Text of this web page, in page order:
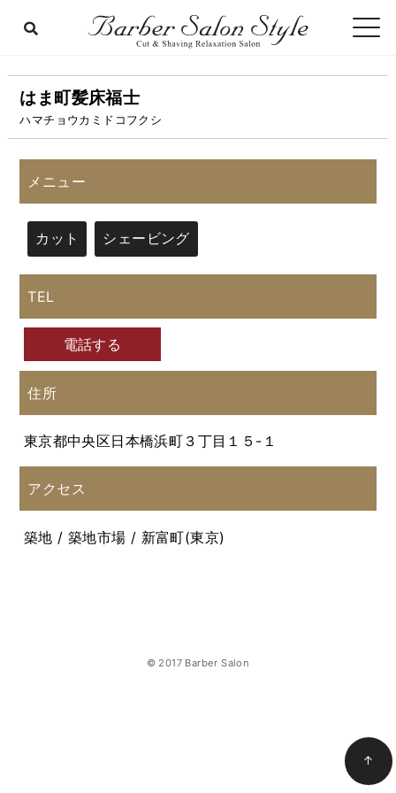
はま町髪床福士
ハマチョウカミドコフクシ
メニュー
カット シェービング
TEL
電話する
住所
東京都中央区日本橋浜町３丁目１５-１
アクセス
築地 / 築地市場 / 新富町(東京)
© 2017 Barber Salon
↑